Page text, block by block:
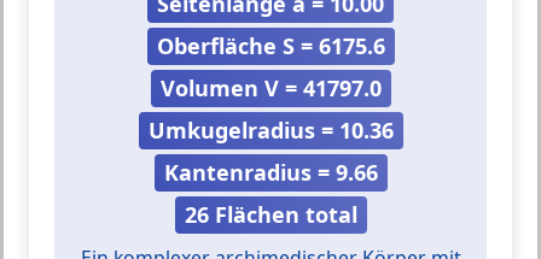
Oberfläche S = 6175.6
Volumen V = 41797.0
Umkugelradius = 10.36
Kantenradius = 9.66
26 Flächen total